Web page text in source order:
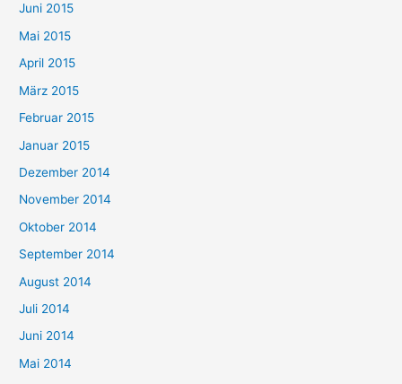
Juni 2015
Mai 2015
April 2015
März 2015
Februar 2015
Januar 2015
Dezember 2014
November 2014
Oktober 2014
September 2014
August 2014
Juli 2014
Juni 2014
Mai 2014